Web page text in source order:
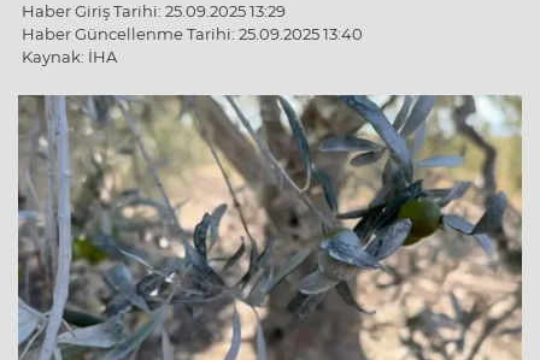
Haber Giriş Tarihi: 25.09.2025 13:29
Haber Güncellenme Tarihi: 25.09.2025 13:40
Kaynak: İHA